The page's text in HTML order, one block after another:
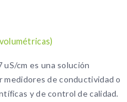
cm es una solución
medidores de conductividad o
y de control de calidad.